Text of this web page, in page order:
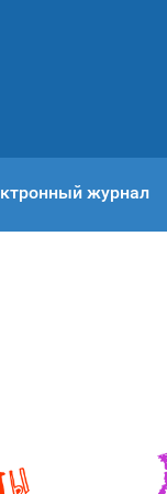
журнал